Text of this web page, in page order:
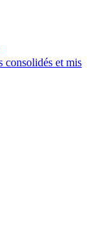
consolidés et mis